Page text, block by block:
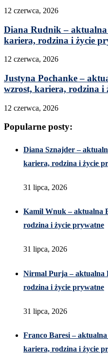
12 czerwca, 2026
Diana Rudnik –
kariera, rodzina i życie
12 czerwca, 2026
Justyna Pochanke –
wzrost, kariera, rodzina i
12 czerwca, 2026
Popularne posty:
Diana Sznajder –
kariera, rodzina i życie
31 lipca, 2026
Kamil Wnuk – aktualna
rodzina i życie prywatne
31 lipca, 2026
Nirmal Purja – aktualna
rodzina i życie prywatne
31 lipca, 2026
Franco Baresi –
kariera, rodzina i życie